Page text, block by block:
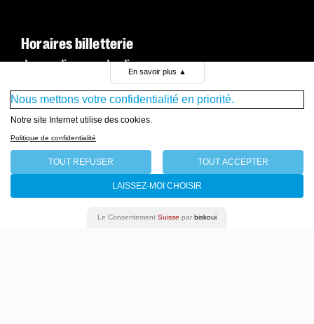
Horaires billetterie
du mardi au vendredi
T. +41 22 320 50 01
billetterie@comedie.ch
Plus d’infos
Nous appeler
Entrée du public
En savoir plus ▲
Nous mettons votre confidentialité en priorité.
Notre site Internet utilise des cookies.
Politique de confidentialité
TOUT REFUSER TOUT ACCEPTER
LAISSEZ-MOI CHOISIR
Le Consentement Suisse par biskoui